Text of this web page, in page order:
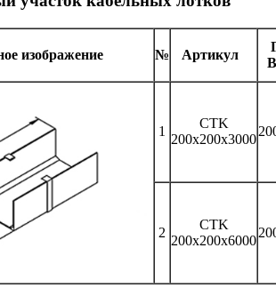
изображение № Артикул
1
CTK
200x200x3000
2
CTK
200x200x6000